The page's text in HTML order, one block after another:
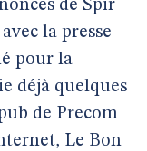
de Spir
la presse
pour la
déjà quelques
de Precom
Le Bon